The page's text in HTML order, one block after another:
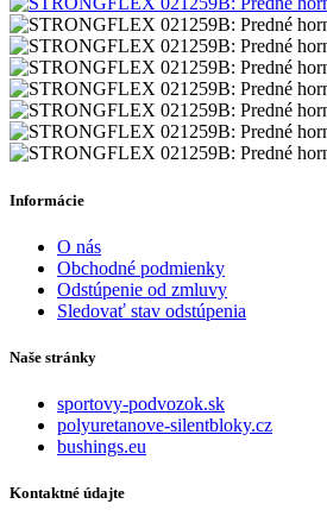
Informácie
O nás
Obchodné podmienky
Odstúpenie od zmluvy
Sledovať stav odstúpenia
Naše stránky
sportovy-podvozok.sk
polyuretanove-silentbloky.cz
bushings.eu
Kontaktné údajte